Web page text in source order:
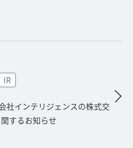
IR
社インテリジェンスの株式交
するお知らせ